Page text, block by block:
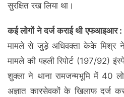
सुरक्षित रख लिया था।
कई लोगों ने दर्ज कराई थी एफआइआर :
मामले से जुड़े अधिवक्ता केके मिश्र ने
मामले की पहली रिपोर्ट (197/92)
शुक्ला ने थाना रामजन्मभूमि में 40
अज्ञात कारसेवकों के खिलाफ दर्ज